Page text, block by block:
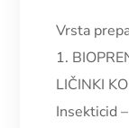
Vrsta
1.
LIČINKI
Insekticid